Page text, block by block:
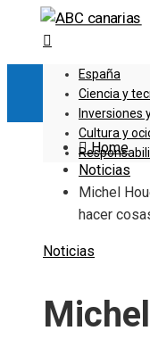
España
Ciencia y
Inversiones
Cultura y
Home
Noticias
Michel
hacer
Noticias
Michel